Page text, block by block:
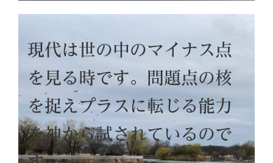
現代は世の中のマイナス点
を見る時です。問題点の核
を捉えプラスに転じる能力
を神から試されているので